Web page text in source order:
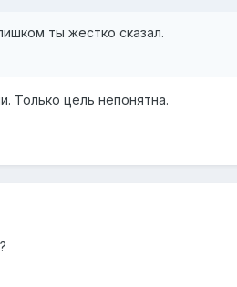
ты жестко сказал.
Только цель непонятна.